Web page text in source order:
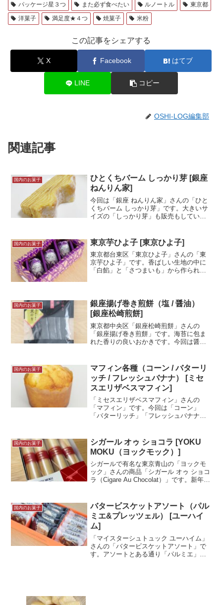
パッケージ星３つ
また必ず食べたい ルノートル
東京都
洋菓子
満足度★４つ 焼菓子 米粉
この記事をシェアする
X Facebook はてブ
LINE コピー
OSHI-LOG編集部
関連記事
国内のお菓子
ひとくちバーム しっかり芽 [銀座
ねんりん家]
今回は「銀座 ねんりん家」さんの「ひと
くちバーム しっかり芽」です。大きいサ
イズの「しっかり芽」も販売もしていま
ムクーヘンを探していまして、色々な味
を試すために購入した...＜続きを読む＞
国内のお菓子 東京芋ひよ子 [東京ひよ子]
東京都台東区「東京ひよ子」さんの「東
京芋ひよ子」です。香ばしい生地の中に
「白餡」と「さつまいも」から作られて
伊勢丹新宿店 本館地下１...＜続きを読む
＞
国内のお菓子
銀座揚げ巻き煎餅（塩 / 醤油）
[銀座松崎煎餅]
東京都中央区「銀座松崎煎餅」さんの
「銀座揚げ巻き煎餅」です。海苔に包ま
れた香りの良いおかきです。今回は醤油
一品です。試食メモ羽田空港第1ターミナ
ル2階にあるショップ「...＜続きを読む＞
国内のお菓子
マフィン各種（コーン / バターリ
ッチ / フレッシュバナナ） [ミセ
スエリザベスマフィン]
「ミセスエリザベスマフィン」さんの
「マフィン」です。今回は「コーン」
「バターリッチ」「フレッシュバナナ」
お店のひとつです。地産地消の店舗限定
商品もあったり、いろいろな商...＜続き
を読む＞
国内のお菓子
シガール オゥ ショコラ [YOKU
MOKU（ヨックモック）]
シガールで有名な東京青山の「ヨックモ
ック」さんの商品「シガール オゥ ショコ
ラ（Cigare Au Chocolat）」です。新年の
けど...ヨックモック好きです。写真は...
＜続きを読む＞
国内のお菓子
バタービスケットアソート（パル
ミエ&プレッツェル） [ユーハイ
ム]
「マイスターシュトュック ユーハイム」
さんの「バタービスケットアソート」で
す。アソートとある通り「パルミエ」と